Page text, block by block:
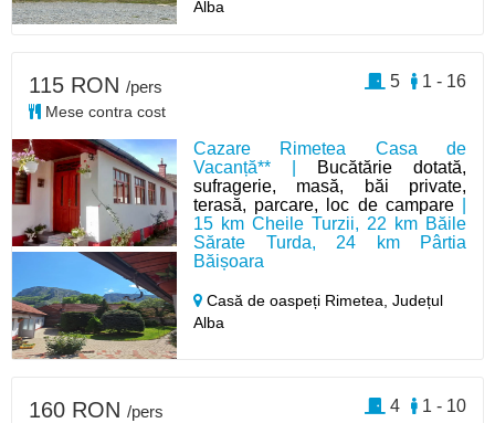
Alba
Cazare Rimetea Casa de
Vacanță** |
Bucătărie dotată,
sufragerie, masă, băi private,
terasă, parcare, loc de campare|
15 km Cheile Turzii, 22 km Băile
Sărate Turda, 24 km Pârtia
Băișoara
Casă de oaspeți Rimetea,Județul
Alba
115 RON /pers
Mese contra cost
1 - 16
5
160 RON /pers 1 - 10
4